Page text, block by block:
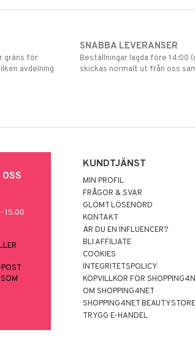
gräns för
avdelning
SNABBA LEVERANSER
Beställningar lagda före 14:00
skickas normalt ut från oss
15.00
KUNDTJÄNST
MIN PROFIL
FRÅGOR & SVAR
GLÖMT LÖSENORD
KONTAKT
ÄR DU EN INFLUENCER?
BLI AFFILIATE
COOKIES
INTEGRITETSPOLICY
KÖPVILLKOR FÖR
OM SHOPPING4NET
SHOPPING4NET BEAUTYSTORE
TRYGG E-HANDEL